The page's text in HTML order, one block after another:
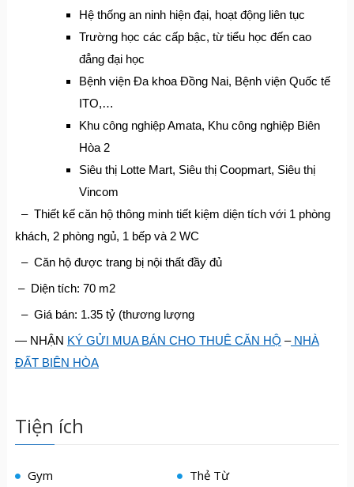
Hệ thống an ninh hiện đại, hoạt động liên tục
Trường học các cấp bậc, từ tiểu học đến cao
đẳng đại học
Bệnh viện Đa khoa Đồng Nai, Bệnh viện Quốc tế
ITO,…
Khu công nghiệp Amata, Khu công nghiệp Biên
Hòa 2
Siêu thị Lotte Mart, Siêu thị Coopmart, Siêu thị
Vincom
– Thiết kế căn hộ thông minh tiết kiệm diện tích với 1 phòng
khách, 2 phòng ngủ, 1 bếp và 2 WC
– Căn hộ được trang bị nội thất đầy đủ
– Diện tích: 70 m2
– Giá bán: 1.35 tỷ (thương lượng
— NHẬN KÝ GỬI MUA BÁN CHO THUÊ CĂN HỘ –NHÀ
ĐẤT BIÊN HÒA
Tiện ích
Gym
Thẻ Từ